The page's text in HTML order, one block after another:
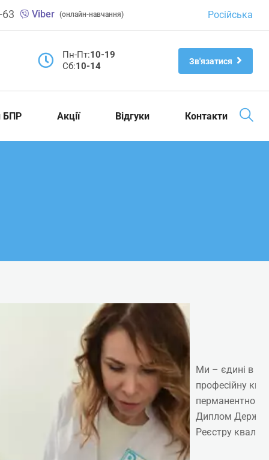
63 Viber (онлайн-навчання) Російська
Пн-Пт:10-19
Cб:10-14 Зв'язатися
БПР Акції Відгуки Контакти
Ми – єдині в
професійну
перманентного
Диплом
Реєстру